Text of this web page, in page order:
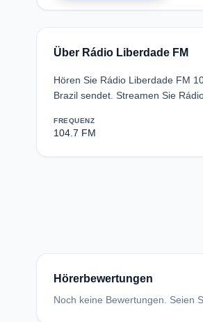
Über Rádio Liberdade FM
Hören Sie Rádio Liberdade FM
Brazil sendet. Streamen Sie
FREQUENZ
104.7 FM
Hörerbewertungen
Noch keine Bewertungen. Seien